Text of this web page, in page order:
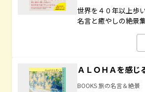
世界を４０年以上歩
名言と癒やしの絶景
ＡＬＯＨＡを感じ
BOOKS 旅の名言＆絶景